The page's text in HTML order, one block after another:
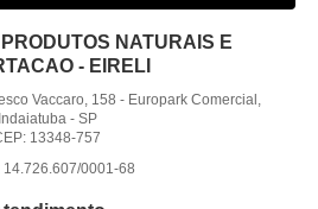
NATURAIS E
- EIRELI
Vaccaro, 158 - Europark Comercial,
Indaiatuba- SP
13348-757
14.726.607/0001-68